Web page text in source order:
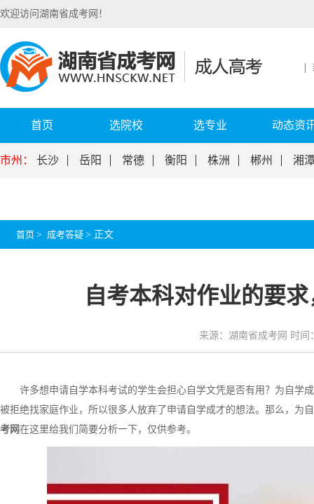
欢迎访问湖南省成考网！
首页 选院校 选专业 动态资
市州： 长沙 岳阳 常德 衡阳 株洲 郴州 湘
首页 > 成考答疑 > 正文
自考本科对作业的要
来源：湖南省成考网 时间
许多想申请自学本科考试的学生会担心自学文凭是否有用？为自学
被拒绝找家庭作业，所以很多人放弃了申请自学成才的想法。那么，为
考网在这里给我们简要分析一下，仅供参考。